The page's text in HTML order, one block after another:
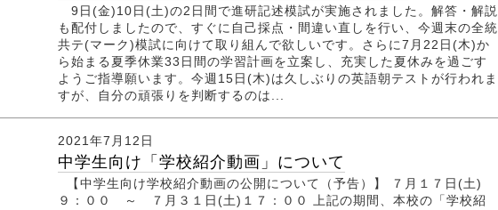
9日(金)10日(土)の2日間で進研記述模試が実施されました。解答・解説
も配付しましたので、すぐに自己採点・間違い直しを行い、今週末の全統
共テ(マーク)模試に向けて取り組んで欲しいです。さらに7月22日(木)か
ら始まる夏季休業33日間の学習計画を立案し、充実した夏休みを過ごす
ようご指導願います。今週15日(木)は久しぶりの英語朝テストが行われま
すが、自分の頑張りを判断するのは...
2021年7月12日
中学生向け「学校紹介動画」について
【中学生向け学校紹介動画の公開について（予告）】 ７月１７日(土)
９：００ ～ ７月３１日(土)１７：００ 上記の期間、本校の「学校紹